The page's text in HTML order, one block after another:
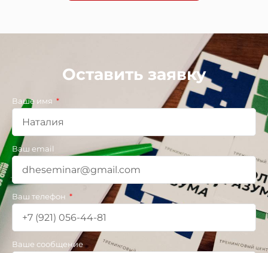
Оставить заявку
Ваше имя
Ваш email
Ваш телефон
Ваше сообщение